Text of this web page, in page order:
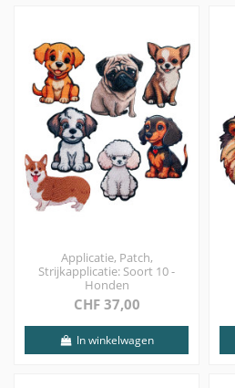
Applicatie, Patch,
Strijkapplicatie: Soort 10 -
Honden
CHF 37,00
In winkelwagen